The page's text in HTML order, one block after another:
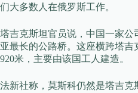
们大多数人在俄罗斯工作。
塔吉克斯坦官员说，中国一家公
亚最长的公路桥。这座横跨塔
920米，主要由该国工人建造。
法新社称，莫斯科仍然是塔吉